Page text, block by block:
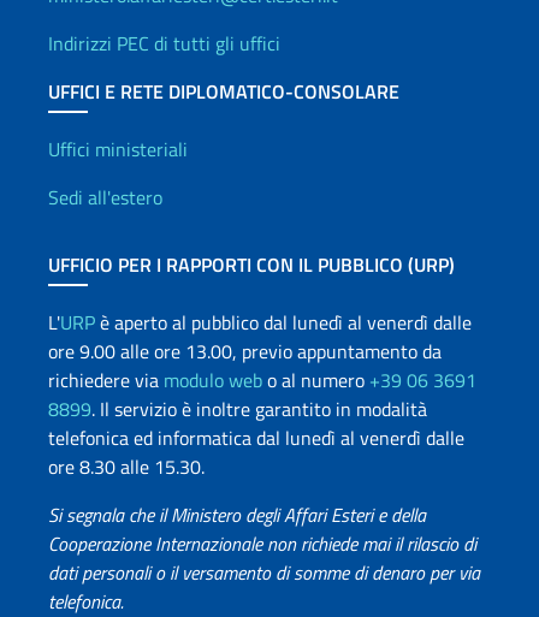
Indirizzi PEC di tutti gli uffici
UFFICI E RETE DIPLOMATICO-CONSOLARE
Uffici e Rete diplomatica
Uffici ministeriali
Sedi all'estero
UFFICIO PER I RAPPORTI CON IL PUBBLICO (URP)
L'URPè aperto al pubblico dal lunedì al venerdì dalle
ore 9.00 alle ore 13.00, previo appuntamento da
richiedere via modulo webo al numero +39 06 3691
8899. Il servizio è inoltre garantito in modalità
telefonica ed informatica dal lunedì al venerdì dalle
ore 8.30 alle 15.30.
Si segnala che il Ministero degli Affari Esteri e della
Cooperazione Internazionale non richiede mai il rilascio di
dati personali o il versamento di somme di denaro per via
telefonica.